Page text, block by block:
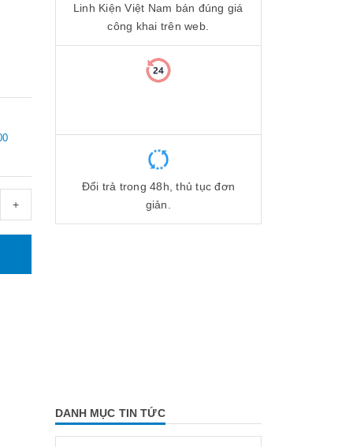
+
Linh Kiện Việt Nam bán đúng giá
công khai trên web.
Đổi trả trong 48h, thủ tục đơn
giản.
DANH MỤC TIN TỨC